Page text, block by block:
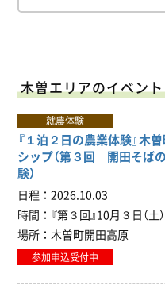
木曽エリアのイベント
就農体験
『１泊２日の農業体験』木
シップ（第３回 開田そば
験）
日程
2026.10.03
時間
『第３回』10月３日（
場所
木曽町開田高原
参加申込受付中